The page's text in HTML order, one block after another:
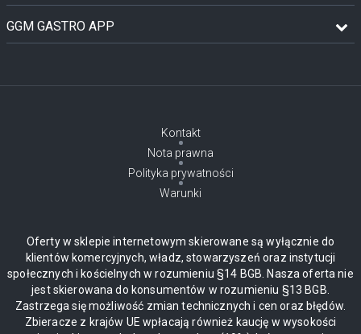
GGM GASTRO APP
Kontakt
Nota prawna
Polityka prywatności
Warunki
Oferty w sklepie internetowym skierowane są wyłącznie do
klientów komercyjnych, władz, stowarzyszeń oraz instytucji
społecznych i kościelnych w rozumieniu §14 BGB. Nasza oferta nie
jest skierowana do konsumentów w rozumieniu §13 BGB.
Zastrzega się możliwość zmian technicznych i cen oraz błędów.
Zbieracze z krajów UE wpłacają również kaucję w wysokości